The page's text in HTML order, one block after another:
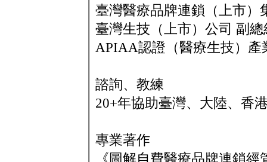
臺灣醫療品牌連鎖（上市）
臺灣生技（上市）公司 副總
APIAA認證（醫療生技）產
諮詢、教練
20+年協助臺灣、大陸、香
專業著作
《圖解自費醫療品牌連鎖